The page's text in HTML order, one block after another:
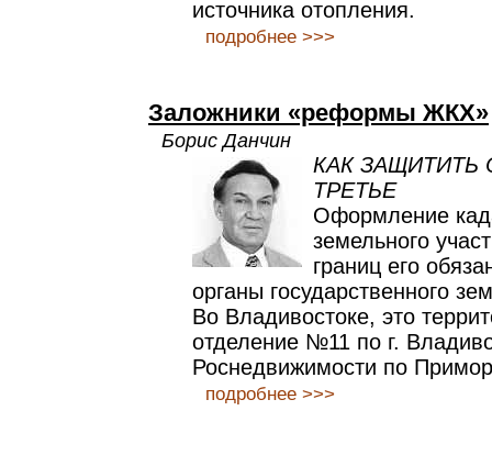
источника отопления.
подробнее >>>
Заложники «реформы ЖКХ»
Борис Данчин
КАК ЗАЩИТИТЬ
ТРЕТЬЕ
Оформление
земельного
границ его
органы государственного
Во Владивостоке, это
отделение №11 по г.
Роснедвижимости по
подробнее >>>